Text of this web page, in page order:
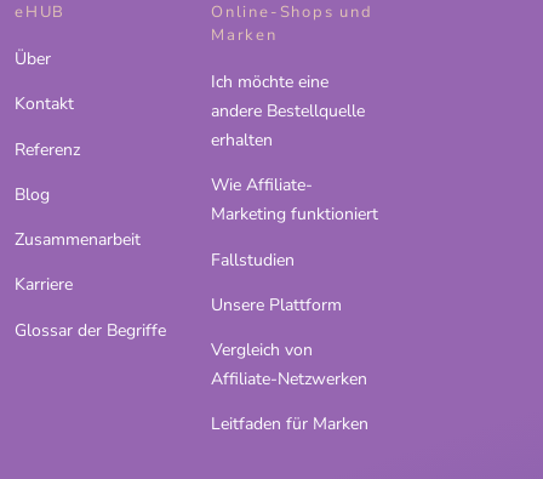
eHUB
Über
Kontakt
Referenz
Blog
Zusammenarbeit
Karriere
Glossar der Begriffe
Online-Shops und
Marken
Ich möchte eine
andere Bestellquelle
erhalten
Wie Affiliate-
Marketing funktioniert
Fallstudien
Unsere Plattform
Vergleich von
Affiliate-Netzwerken
Leitfaden für Marken